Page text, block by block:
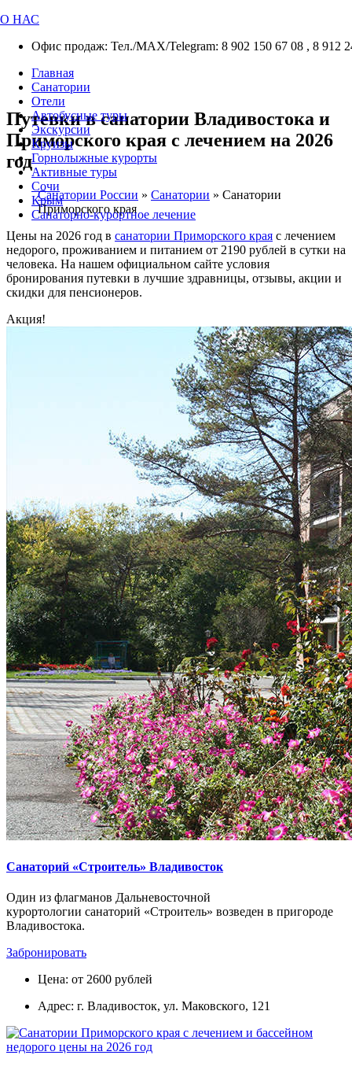
О НАС
Офис продаж: Тел./МАХ/Telegram: 8 902 150 67 08 , 8 912
Главная
Санатории
Отели
Автобусные туры
Экскурсии
Круизы
Горнолыжные курорты
Активные туры
Сочи
Крым
Санаторно-курортное лечение
Путевки в санатории Владивостока и
Приморского края с лечением на 2026
год
Санатории России » Санатории » Санатории
Приморского края
Цены на 2026 год в санатории Приморского края с лечением
недорого, проживанием и питанием от 2190 рублей в сутки на
человека. На нашем официальном сайте условия
бронирования путевки в лучшие здравницы, отзывы, акции и
скидки для пенсионеров.
Акция!
Санаторий «Строитель» Владивосток
Один из флагманов Дальневосточной
курортологии санаторий «Строитель» возведен в пригороде
Владивостока.
Забронировать
Цена: от 2600 рублей
Адрес: г. Владивосток, ул. Маковского, 121